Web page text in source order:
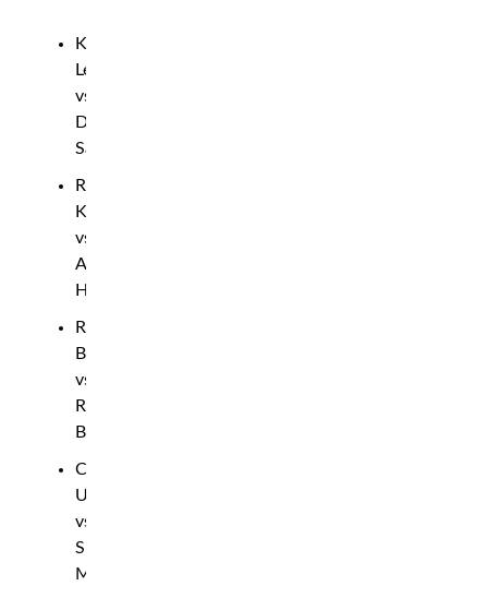
Kevin
Lee
vs.
Diego
Sanchez
Rizvan
Kuniev
vs.
Anthony
Hamilton
Ray
Borg
vs.
Ricky
Bandejas
Caio
Uruguai
vs.
Sitik
Muduev